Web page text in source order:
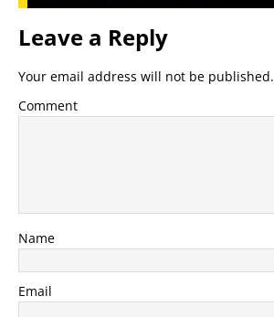
Leave a Reply
Your email address will not be published.
Comment
Name
Email